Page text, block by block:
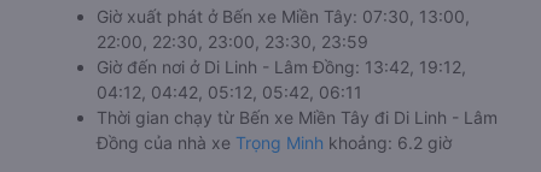
Giờ xuất phát ở Bến xe Miền Tây: 07:30, 13:00,
22:00, 22:30, 23:00, 23:30, 23:59
Giờ đến nơi ở Di Linh - Lâm Đồng: 13:42, 19:12,
04:12, 04:42, 05:12, 05:42, 06:11
Thời gian chạy từ Bến xe Miền Tây đi Di Linh - Lâm
Đồng của nhà xe Trọng Minh khoảng: 6.2 giờ